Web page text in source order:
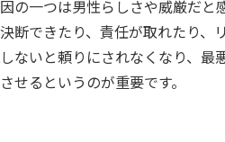
の一つは男性らしさや威厳だと
断できたり、責任が取れたり、
ないと頼りにされなくなり、最
せるというのが重要です。